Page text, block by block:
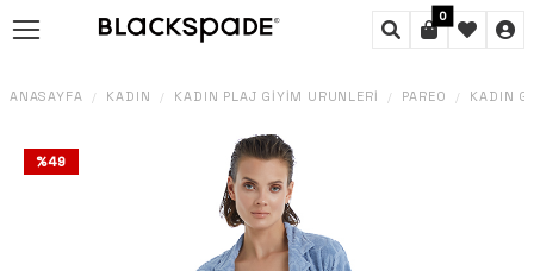
0
ANASAYFA / KADIN / KADIN PLAJ GIYIM ÜRÜNLERI / PAREO / KADIN
%49